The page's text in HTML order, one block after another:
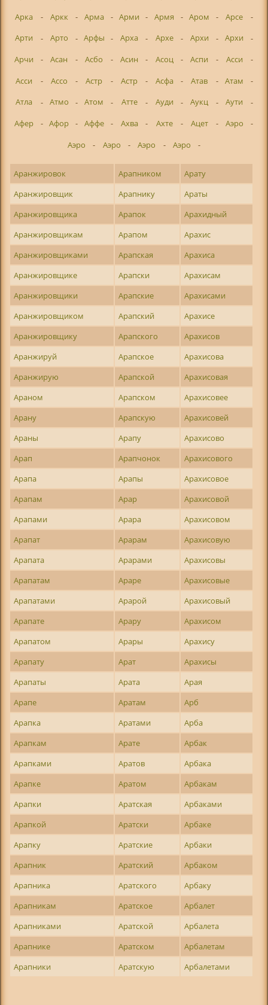
Арка
- Аркк - Арма - Арми - Армя - Аром - Арсе
-
Арти
- Арто - Арфы - Арха - Архе - Архи - Архи
-
Арчи
- Асан - Асбо - Асин - Асоц - Аспи - Асси
-
Асси
- Ассо - Астр - Астр - Асфа - Атав - Атам
-
Атла
- Атмо - Атом - Атте - Ауди - Аукц - Аути
-
Афер
- Афор - Аффе - Ахва - Ахте - Ацет - Аэро
-
Аэро
- Аэро - Аэро - Аэро -
Аранжировок Арапником
Арату
Аранжировщик
Арапнику
Араты
Аранжировщика
Арапок
Арахидный
Аранжировщикам
Арапом
Арахис
Аранжировщиками
Арапская
Арахиса
Аранжировщике
Арапски
Арахисам
Аранжировщики
Арапские
Арахисами
Аранжировщиком
Арапский
Арахисе
Аранжировщику
Арапского
Арахисов
Аранжируй
Арапское
Арахисова
Аранжирую
Арапской
Арахисовая
Араном
Арапском
Арахисовее
Арану
Арапскую
Арахисовей
Араны
Арапу
Арахисово
Арап
Арапчонок
Арахисового
Арапа
Арапы
Арахисовое
Арапам
Арар
Арахисовой
Арапами
Арара
Арахисовом
Арапат
Арарам
Арахисовую
Арапата
Арарами
Арахисовы
Арапатам
Араре
Арахисовые
Арапатами
Арарой
Арахисовый
Арапате
Арару
Арахисом
Арапатом
Арары
Арахису
Арапату
Арат
Арахисы
Арапаты
Арата
Арая
Арапе
Аратам
Арб
Арапка
Аратами
Арба
Арапкам
Арате
Арбак
Арапками
Аратов
Арбака
Арапке
Аратом
Арбакам
Арапки
Аратская
Арбаками
Арапкой
Аратски
Арбаке
Арапку
Аратские
Арбаки
Арапник
Аратский
Арбаком
Арапника
Аратского
Арбаку
Арапникам
Аратское
Арбалет
Арапниками
Аратской
Арбалета
Арапнике
Аратском
Арбалетам
Арапники
Аратскую Арбалетами